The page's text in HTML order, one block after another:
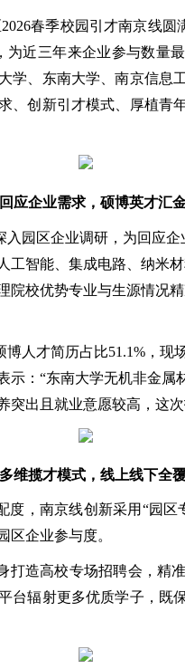
春季校园引才南京线圆
为近三年来企业参与数量
学、东南大学、南京信息
、创新引才模式、厚植青
应企业需求，硕博英才汇
园区企业调研，为回应
工智能、集成电路、纳米
院校优势专业与生源情况
人才简历占比51.1%，现
示：“东南大学无机非金属
突出且就业意愿较高，这
维揽才模式，线上线下全
度，南京线创新采用“园区
区企业参与度。
打造高校专场招聘会，精
台辐射更多优质学子，既